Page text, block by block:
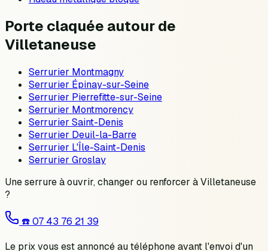
Porte claquée autour de
Villetaneuse
Serrurier Montmagny
Serrurier Épinay-sur-Seine
Serrurier Pierrefitte-sur-Seine
Serrurier Montmorency
Serrurier Saint-Denis
Serrurier Deuil-la-Barre
Serrurier L'Île-Saint-Denis
Serrurier Groslay
Une serrure à ouvrir, changer ou renforcer àVilletaneuse
?
☎️07 43 76 21 39
Le prix vous est annoncé au téléphone avant l'envoi d'un